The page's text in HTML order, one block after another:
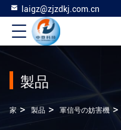
laigz@zjzdkj.com.cn
製品
家 > 製品 > 軍信号の妨害機 >